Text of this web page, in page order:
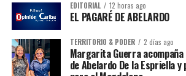
EDITORIAL 12 horas ago
EL PAGARÉ DE ABELARDO
TERRITORIO & PODER 2 días ago
Margarita Guerra acompaña
de Abelardo De la Espriella